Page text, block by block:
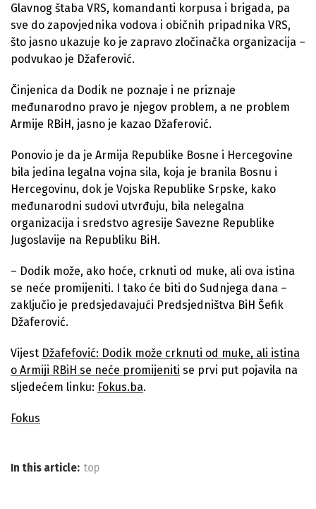
Glavnog štaba VRS, komandanti korpusa i brigada, pa
sve do zapovjednika vodova i običnih pripadnika VRS,
što jasno ukazuje ko je zapravo zločinačka organizacija –
podvukao je Džaferović.
Činjenica da Dodik ne poznaje i ne priznaje
međunarodno pravo je njegov problem, a ne problem
Armije RBiH, jasno je kazao Džaferović.
Ponovio je da je Armija Republike Bosne i Hercegovine
bila jedina legalna vojna sila, koja je branila Bosnu i
Hercegovinu, dok je Vojska Republike Srpske, kako
međunarodni sudovi utvrđuju, bila nelegalna
organizacija i sredstvo agresije Savezne Republike
Jugoslavije na Republiku BiH.
– Dodik može, ako hoće, crknuti od muke, ali ova istina
se neće promijeniti. I tako će biti do Sudnjega dana –
zaključio je predsjedavajući Predsjedništva BiH Šefik
Džaferović.
Vijest Džafefović: Dodik može crknuti od muke, ali istina
o Armiji RBiH se neće promijeniti se prvi put pojavila na
sljedećem linku: Fokus.ba.
Fokus
In this article: top